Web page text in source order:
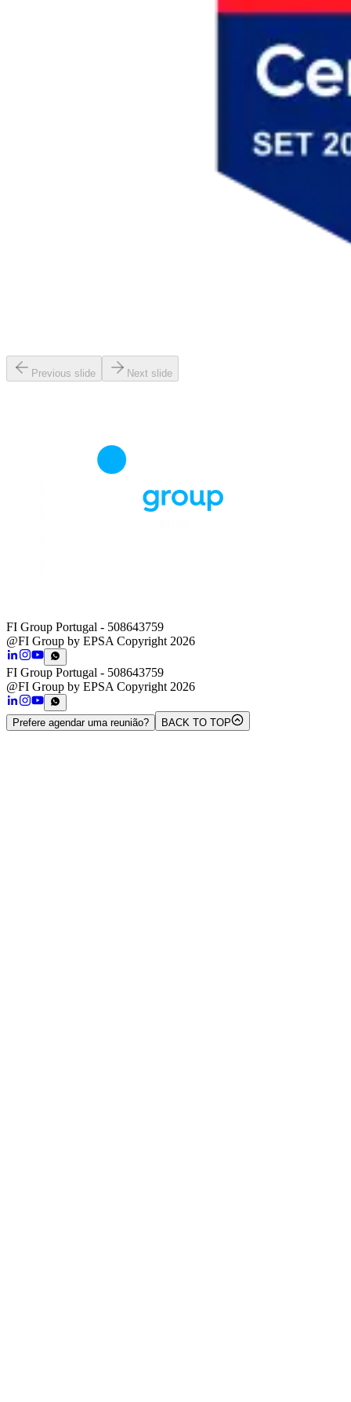
Previous slide Next slide
FI Group Portugal - 508643759
@FI Group by EPSA Copyright 2026
FI Group Portugal - 508643759
@FI Group by EPSA Copyright 2026
Prefere agendar uma reunião? BACK TO TOP